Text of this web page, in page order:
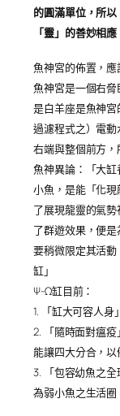
的圓滿單位，所
「靈」的善妙相應
魚神宮的佈置，
魚神宮是一個右
是白羊座是魚神
過濾程式之）電
右端與整個前方
魚神異論：「大
小魚，是能「化
了展現龍靈的氣
了群遊效果，便
要稍微限定其活
缸」
Ψ-Ω缸目前：
1. 「缸大可容人身
2. 「隨時面對瘟疫
能讓四大分合，
3. 「包容幼魚之
為弱小魚之生活